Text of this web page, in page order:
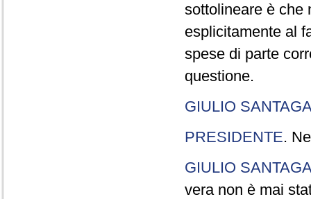
sottolineare è che
esplicitamente al
spese di parte
questione.
GIULIO
PRESIDENTE.
GIULIO
vera non è mai